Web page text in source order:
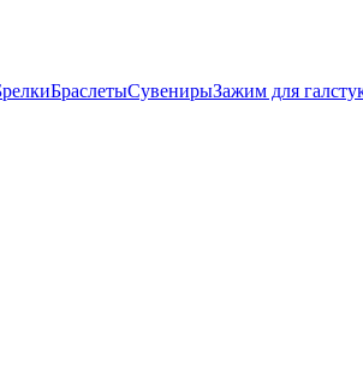
БраслетыСувенирыЗажим для